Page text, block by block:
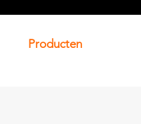
Producten